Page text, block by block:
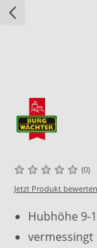
(0)
Jetzt Produkt bewerten
Hubhöhe 9-
vermessingt